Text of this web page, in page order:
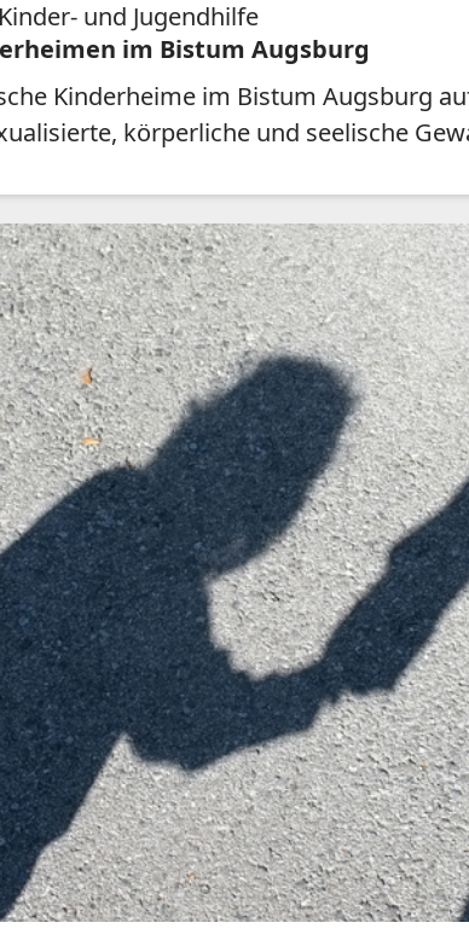
und Jugendhilfe
im Bistum Augsburg
Kinderheime im Bistum Augsburg
körperliche und seelische